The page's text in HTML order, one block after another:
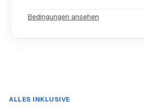
Bedingungen ansehen
ALLES INKLUSIVE